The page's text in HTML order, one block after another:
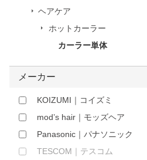
会員メニュー
お買いもの履歴
閲覧履歴
お知らせ
ヘアケア
ホットカーラー
カーラー単体
メーカー
KOIZUMI｜コイズミ
mod’s hair｜モッズヘア
Panasonic｜パナソニック
TESCOM｜テスコム